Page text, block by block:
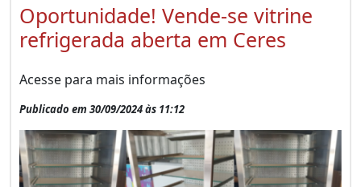
Oportunidade! Vende-se vitrine
refrigerada aberta em Ceres
Acesse para mais informações
Publicado em 30/09/2024 às 11:12